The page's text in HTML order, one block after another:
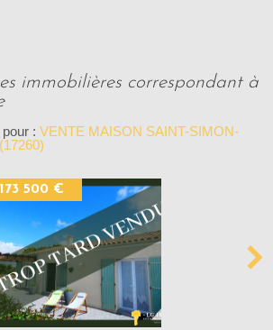
: VENTE MAISON SAINT-SIMON-
173 500 €